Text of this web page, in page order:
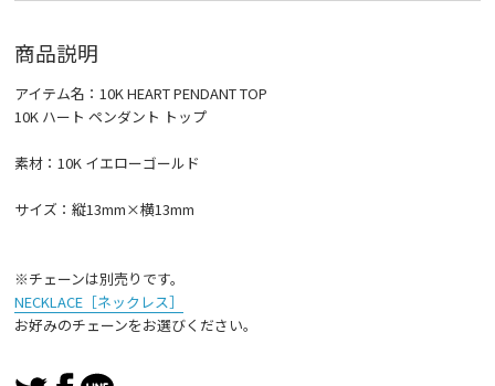
商品説明
アイテム名：10K HEART PENDANT TOP
10K ハート ペンダント トップ
素材：10K イエローゴールド
サイズ：縦13mm×横13mm
※チェーンは別売りです。
NECKLACE［ネックレス］
お好みのチェーンをお選びください。